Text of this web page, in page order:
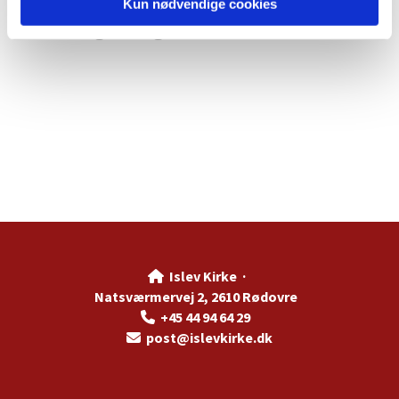
Kun nødvendige cookies
 Islev Kirke ·
Natsværmervej 2, 2610 Rødovre
 +45 44 94 64 29
 post@islevkirke.dk